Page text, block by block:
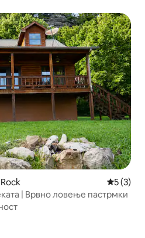
5 (3)
| Врвно ловење пастрмки